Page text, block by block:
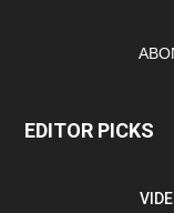
EDITOR PICKS